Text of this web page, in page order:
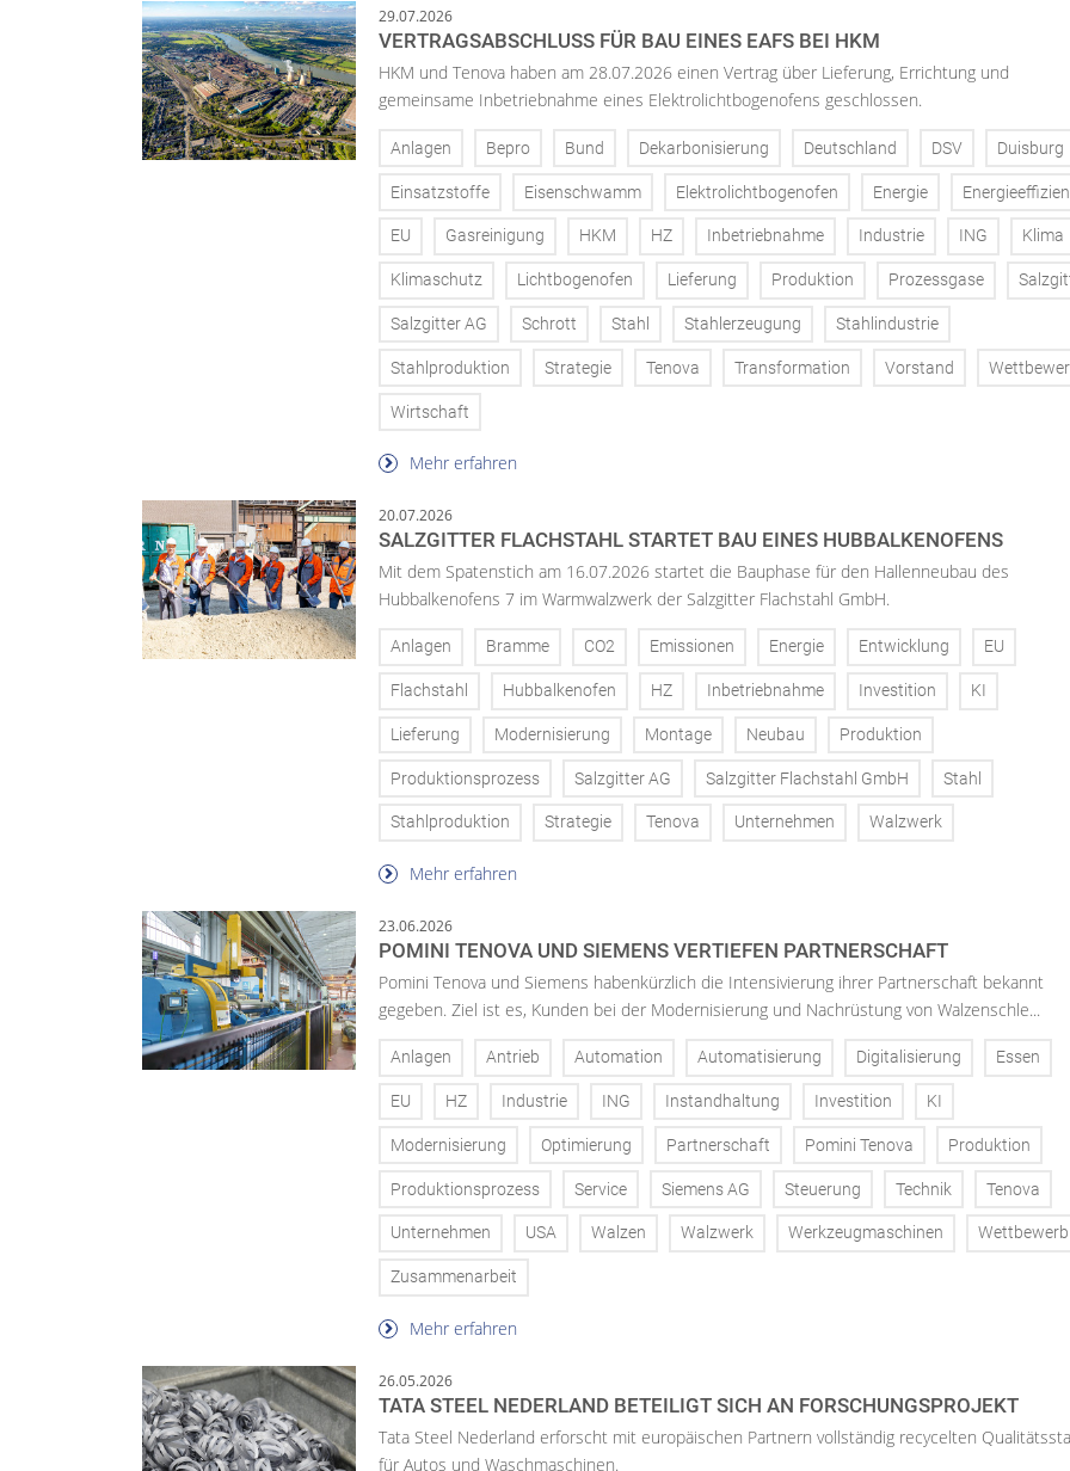
29.07.2026
VERTRAGSABSCHLUSS FÜR BAU EINES EAFS BEI HKM
HKM und Tenova haben am 28.07.2026 einen Vertrag über Lieferung, Errichtung und
gemeinsame Inbetriebnahme eines Elektrolichtbogenofens geschlossen.
Anlagen Bepro Bund Dekarbonisierung Deutschland DSV Duisburg
Einsatzstoffe Eisenschwamm Elektrolichtbogenofen Energie
EU Gasreinigung HKM HZ Inbetriebnahme Industrie ING Klima
Klimaschutz Lichtbogenofen Lieferung Produktion Prozessgase
Salzgitter AG Schrott Stahl Stahlerzeugung Stahlindustrie
Stahlproduktion Strategie Tenova Transformation Vorstand
Wirtschaft
Mehr erfahren
20.07.2026
SALZGITTER FLACHSTAHL STARTET BAU EINES HUBBALKENOFENS
Mit dem Spatenstich am 16.07.2026 startet die Bauphase für den Hallenneubau des
Hubbalkenofens 7 im Warmwalzwerk der Salzgitter Flachstahl GmbH.
Anlagen Bramme CO2 Emissionen Energie Entwicklung EU
Flachstahl Hubbalkenofen HZ Inbetriebnahme Investition KI
Lieferung Modernisierung Montage Neubau Produktion
Produktionsprozess Salzgitter AG Salzgitter Flachstahl GmbH Stahl
Stahlproduktion Strategie Tenova Unternehmen Walzwerk
Mehr erfahren
23.06.2026
POMINI TENOVA UND SIEMENS VERTIEFEN PARTNERSCHAFT
Pomini Tenova und Siemens habenkürzlich die Intensivierung ihrer Partnerschaft bekannt
gegeben. Ziel ist es, Kunden bei der Modernisierung und Nachrüstung von Walzenschle...
Anlagen Antrieb Automation Automatisierung Digitalisierung Essen
EU HZ Industrie ING Instandhaltung Investition KI
Modernisierung Optimierung Partnerschaft Pomini Tenova Produktion
Produktionsprozess Service Siemens AG Steuerung Technik Tenova
Unternehmen USA Walzen Walzwerk Werkzeugmaschinen Wettbewerb
Zusammenarbeit
Mehr erfahren
26.05.2026
TATA STEEL NEDERLAND BETEILIGT SICH AN FORSCHUNGSPROJEKT
Tata Steel Nederland erforscht mit europäischen Partnern vollständig recycelten
für Autos und Waschmaschinen.